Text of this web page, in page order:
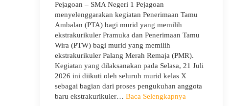
SMAN
1
Pejagoan
Tahun
Pelajaran
2026/2027
Pejagoan – SMA Negeri 1 Pejagoan
menyelenggarakan kegiatan Penerimaan Tamu
Ambalan (PTA) bagi murid yang memilih
ekstrakurikuler Pramuka dan Penerimaan Tamu
Wira (PTW) bagi murid yang memilih
ekstrakurikuler Palang Merah Remaja (PMR).
Kegiatan yang dilaksanakan pada Selasa, 21 Juli
2026 ini diikuti oleh seluruh murid kelas X
sebagai bagian dari proses pengukuhan anggota
baru ekstrakurikuler… Baca Selengkapnya: